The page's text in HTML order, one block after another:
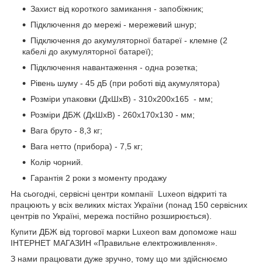
Захист від короткого замикання - запобіжник;
Підключення до мережі - мережевий шнур;
Підключення до акумуляторної батареї - клемне (2
кабелі до акумуляторної батареї);
Підключення навантаження - одна розетка;
Рівень шуму - 45 дБ (при роботі від акумулятора)
Розміри упаковки (ДxШxВ) - 310x200x165 - мм;
Розміри ДБЖ (ДxШxВ) - 260x170x130 - мм;
Вага бруто - 8,3 кг;
Вага нетто (прибора) - 7,5 кг;
Колір чорний.
Гарантія 2 роки з моменту продажу
На сьогодні, сервісні центри компанії Luxeon відкриті та
працюють у всіх великих містах України (понад 150 сервісних
центрів по Україні, мережа постійно розширюється).
Купити ДБЖ від торгової марки Luxeon вам допоможе наш
ІНТЕРНЕТ МАГАЗИН «Правильне електроживлення».
З нами працювати дуже зручно, тому що ми здійснюємо